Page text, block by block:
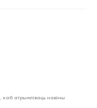
атрымліваць навіны